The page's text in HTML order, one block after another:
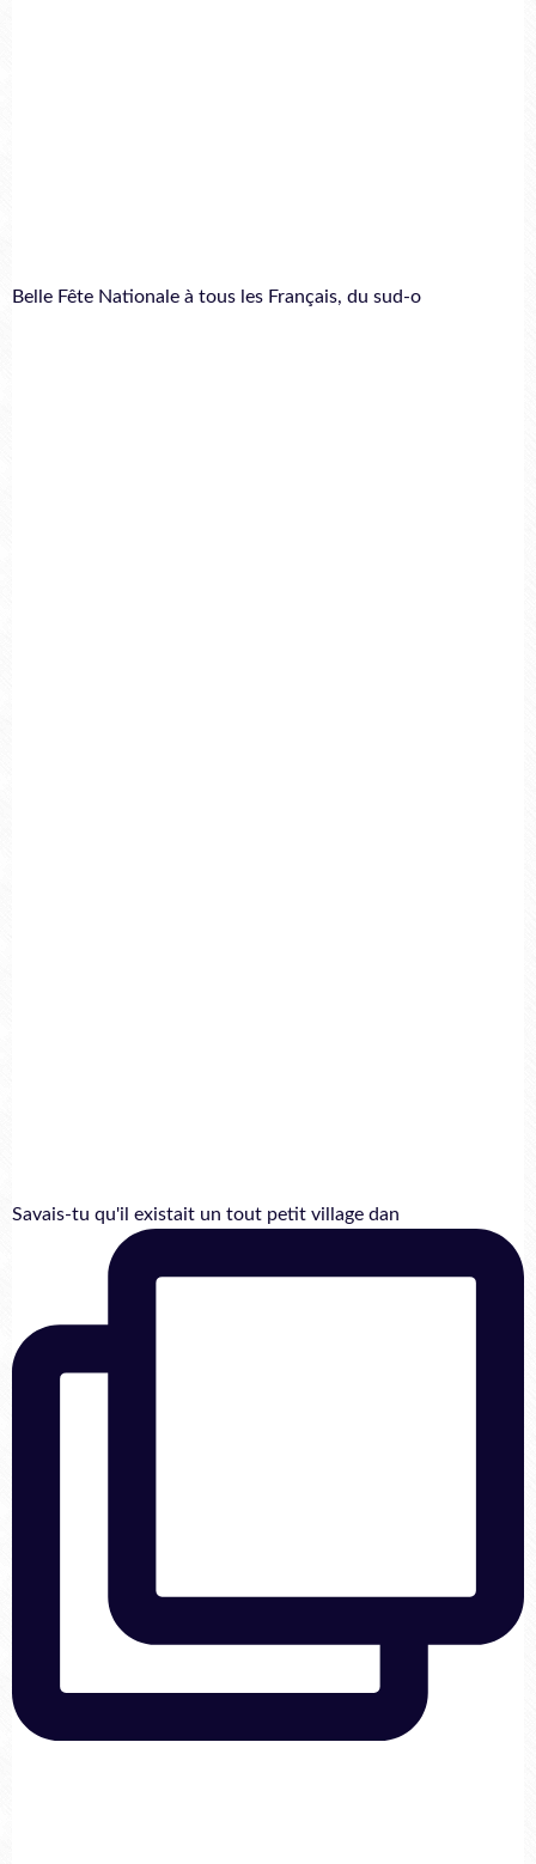
Belle Fête Nationale à tous les Français, du sud-o
Savais-tu qu'il existait un tout petit village dan